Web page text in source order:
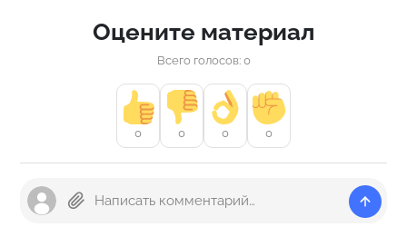
Оцените материал
Всего голосов: 0
0 0 0 0